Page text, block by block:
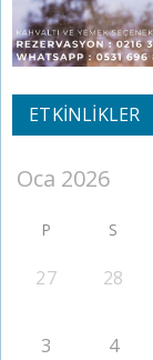
ETKINLIKLER
P S
27 28
3 4